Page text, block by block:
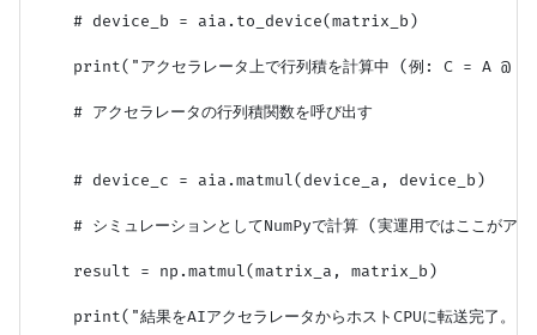
    # device_b = aia.to_device(matrix_b)
print("アクセラレータ上で行列積を計算中 (例: C = A @
    # アクセラレータの行列積関数を呼び出す
    # device_c = aia.matmul(device_a, device_b)
# シミュレーションとしてNumPyで計算 (実運用ではここがアク
    result = np.matmul(matrix_a, matrix_b)
    print("結果をAIアクセラレータからホストCPUに転送完了。")